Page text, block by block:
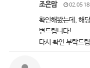
조은맘 02.05
확인해봤는데, 해
변드립니다!
다시 확인 부탁드